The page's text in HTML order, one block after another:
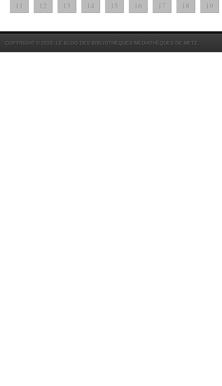
11
12 13 14 15 16 17 18 19
COPYRIGHT © 2026. LE BLOG DES BIBLIOTHÈQUES MÉDIATHÈQUES DE METZ.